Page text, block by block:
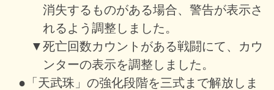
消失するものがある場合、警告が表示さ
れるよう調整しました。
▼死亡回数カウントがある戦闘にて、カウ
ンターの表示を調整しました。
●「天武珠」の強化段階を三式まで解放しま